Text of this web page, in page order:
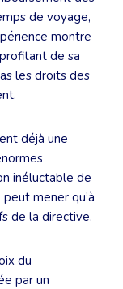
de voyage,
montre
de sa
les droits des
déjà une
inéluctable de
mener qu’à
de la directive.
du
par un